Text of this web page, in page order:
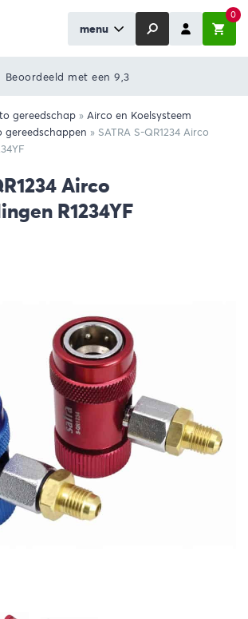
menu
0
Beoordeeld met een 9,3
gereedschap » Airco en Koelsysteem
gereedschappen » SATRA S-QR1234 Airco
Airco
R1234YF